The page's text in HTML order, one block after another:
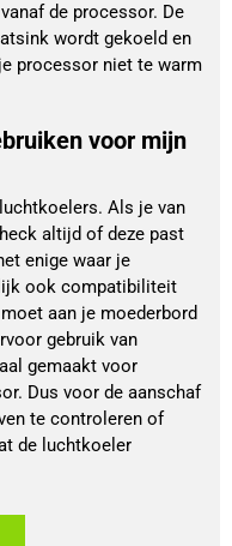
de processor. De
wordt gekoeld en
processor niet te warm
voor mijn
Als je van
altijd of deze past
enige waar je
ook compatibiliteit
aan je moederbord
gebruik van
gemaakt voor
Dus voor de aanschaf
te controleren of
de luchtkoeler